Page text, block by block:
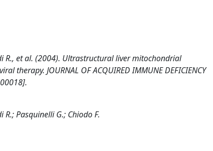
R., et al. (2004). Ultrastructural liver mitochondrial
JOURNAL OF ACQUIRED IMMUNE DEFICIENCY
Pasquinelli G.; Chiodo F.